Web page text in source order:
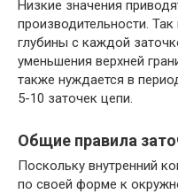
Низкие значения
производительности.
глубины с каждой
уменьшения верхней
также нуждается в
5-10 заточек цепи.
Общие правила
Поскольку внутренний
по своей форме к